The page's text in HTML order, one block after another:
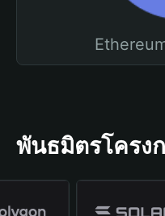
พันธมิตรโครง